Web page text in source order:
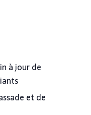
à jour de
et de